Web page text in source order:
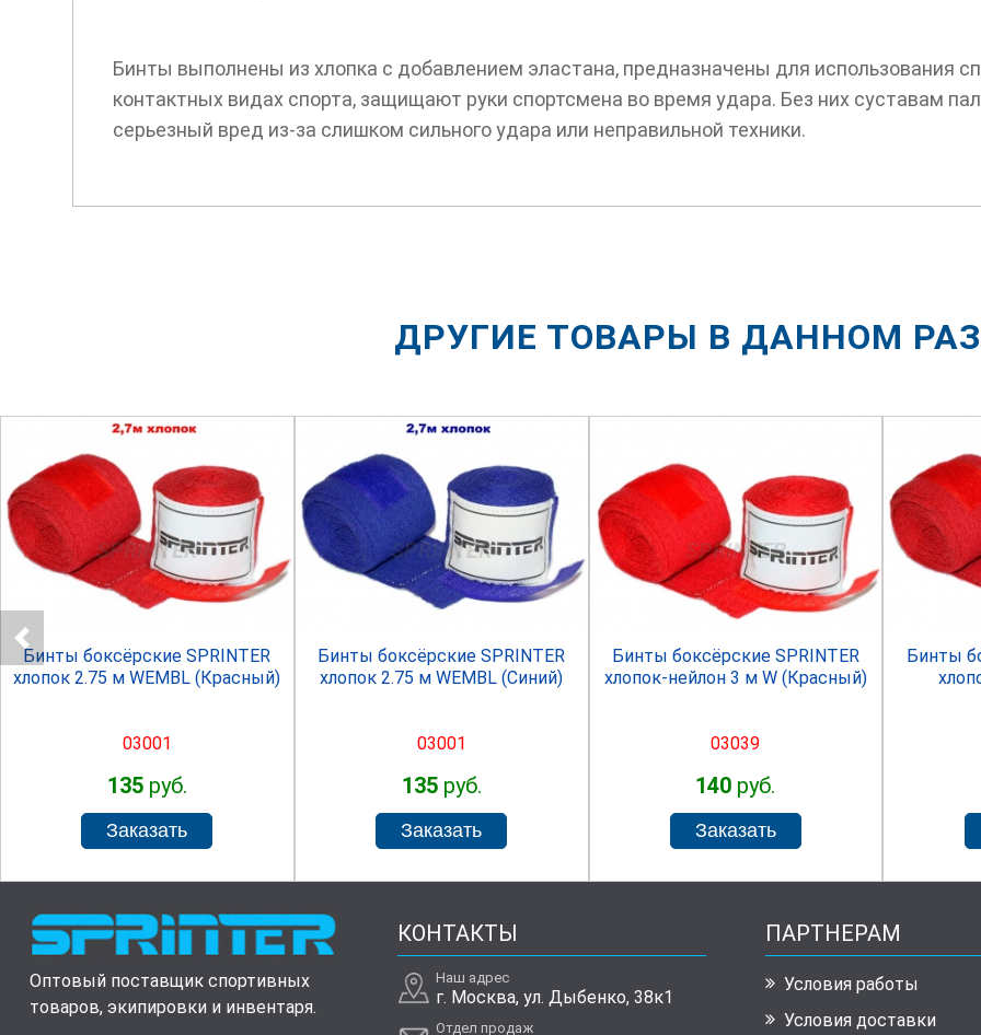
Бинты выполнены из хлопка с добавлением эластана, предназначены для использования
контактных видах спорта, защищают руки спортсмена во время удара. Без них суставам
серьезный вред из-за слишком сильного удара или неправильной техники.
ДРУГИЕ ТОВАРЫ В ДАННОМ
SPRINTER
Бинты боксёрские SPRINTER
хлопок 2.75 м WEMBL (Красный)
03001
135руб.
SPRINTER
Бинты боксёрские SPRINTER
хлопок 2.75 м WEMBL (Синий)
03001
135руб.
SPRINTER
Бинты боксёрские SPRINTER
хлопок-нейлон 3 м W (Красный)
03039
140 руб.
Бинты
Оптовый поставщик спортивных
товаров, экипировки и инвентаря.
КОНТАКТЫ
Наш адрес
г. Москва, ул. Дыбенко, 38к1
Отдел продаж
ПАРТНЕРАМ
Условия работы
Условия доставки